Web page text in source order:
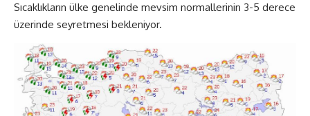
Sıcaklıkların ülke genelinde mevsim normallerinin 3-5 derece
üzerinde seyretmesi bekleniyor.